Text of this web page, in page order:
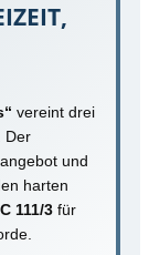
vereint drei
Der
und
harten
111/3 für